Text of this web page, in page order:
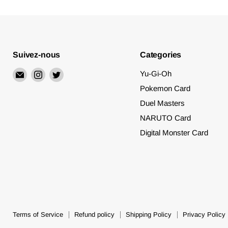
Suivez-nous
EmailTrouvez-Trouvez-
Categories
Yu-Gi-Oh
Pokemon Card
Duel Masters
NARUTO Card
Digital Monster Card
Terms of Service Refund policy Shipping Policy Privacy Policy